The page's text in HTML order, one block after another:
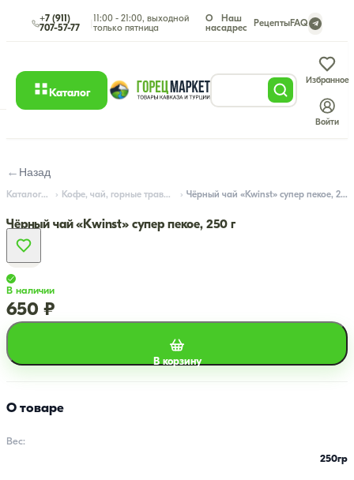
+7 (911)
707-57-77
11:00 - 21:00, выходной
только пятница
О
нас
Наш
адрес
РецептыFAQ
Каталог
Избранное
Войти
← Назад
Каталог Кофе, чай, горные травы Чёрный чай «Kwinst» супер пекое, 250 г
Чёрный чай «Kwinst» супер пекое, 250 г
В наличии
650 ₽
В корзину
О товаре
Вес:
250гр